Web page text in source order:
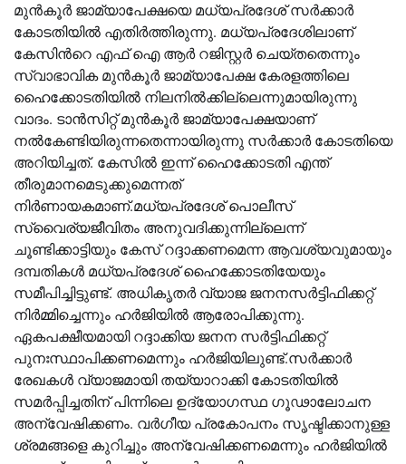
മുന്‍കൂര്‍ ജാമ്യാപേക്ഷയെ മധ്യപ്രദേശ് സര്‍ക്കാര്‍
കോടതിയില്‍ എതിര്‍ത്തിരുന്നു. മധ്യപ്രദേശിലാണ്
കേസിന്‍റെ എഫ് ഐ ആര്‍ റജിസ്റ്റര്‍ ചെയ്തതെന്നും
സ്വാഭാവിക മുന്‍കൂര്‍ ജാമ്യാപേക്ഷ കേരളത്തിലെ
ഹൈക്കോടതിയില്‍ നിലനില്‍ക്കില്ലെന്നുമായിരുന്നു
വാദം. ടാന്‍സിറ്റ് മുന്‍കൂര്‍ ജാമ്യാപേക്ഷയാണ്
നല്‍കേണ്ടിയിരുന്നതെന്നായിരുന്നു സര്‍ക്കാര്‍ കോടതിയെ
അറിയിച്ചത്. കേസില്‍ ഇന്ന് ഹൈക്കോടതി എന്ത്
തീരുമാനമെടുക്കുമെന്നത്
നിര്‍ണായകമാണ്.മധ്യപ്രദേശ് പൊലീസ്
സ്വൈര്യജീവിതം അനുവദിക്കുന്നില്ലെന്ന്
ചൂണ്ടിക്കാട്ടിയും കേസ് റദ്ദാക്കണമെന്ന ആവശ്യവുമായും
ദമ്പതികള്‍ മധ്യപ്രദേശ് ഹൈക്കോടതിയേയും
സമീപിച്ചിട്ടുണ്ട്. അധികൃതർ വ്യാജ ജനനസർട്ടിഫിക്കറ്റ്
നിർമ്മിച്ചെന്നും ഹർജിയില്‍ ആരോപിക്കുന്നു.
ഏകപക്ഷീയമായി റദ്ദാക്കിയ ജനന സർട്ടിഫിക്കറ്റ്
പുനഃസ്ഥാപിക്കണമെന്നും ഹർജിയിലുണ്ട്.സർക്കാർ
രേഖകള്‍ വ്യാജമായി തയ്യാറാക്കി കോടതിയില്‍
സമർപ്പിച്ചതിന് പിന്നിലെ ഉദ്യോഗസ്ഥ ഗൂഢാലോചന
അന്വേഷിക്കണം. വർഗീയ പ്രകോപനം സൃഷ്ടിക്കാനുള്ള
ശ്രമങ്ങളെ കുറിച്ചും അന്വേഷിക്കണമെന്നും ഹർജിയില്‍